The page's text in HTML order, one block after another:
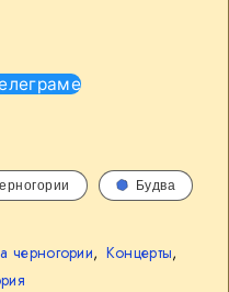
Будва
черногории, Концерты,